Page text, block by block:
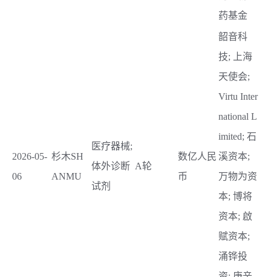
药基金
2026-05-
06
杉木SH
ANMU
医疗器械;
体外诊断
试剂
A轮
数亿人民
币
韶音科
技; 上海
天使会;
Virtu Inter
national L
imited; 石
溪资本;
万物为资
本; 博将
资本; 啟
赋资本;
涌铧投